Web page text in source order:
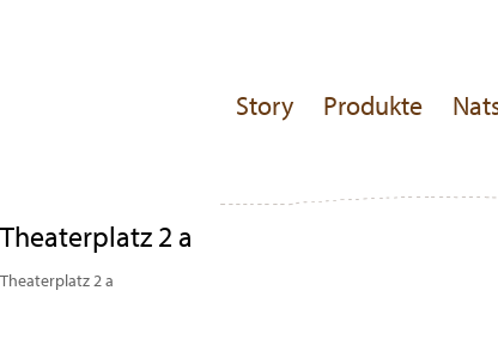
Story Produkte
Theaterplatz 2 a
Theaterplatz 2 a